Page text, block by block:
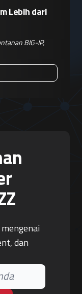
Lebih dari
BIG-IP,
dan